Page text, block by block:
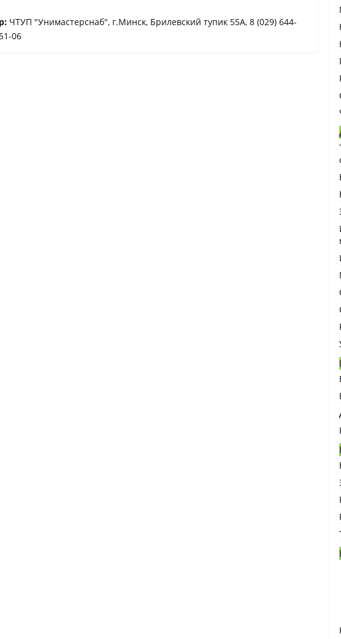
ЧТУП "Унимастерснаб", г.Минск, Брилевский тупик 55А, 8 (029) 644-
06